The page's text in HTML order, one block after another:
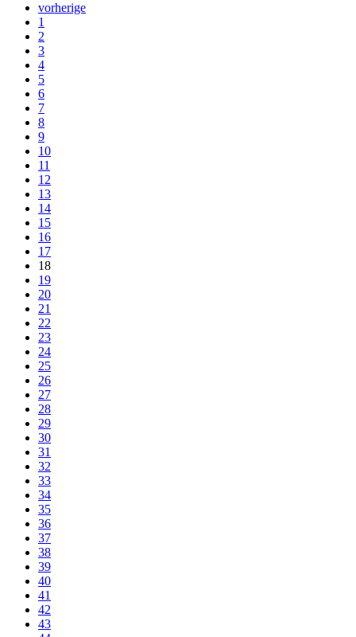
vorherige
1
2
3
4
5
6
7
8
9
10
11
12
13
14
15
16
17
18
19
20
21
22
23
24
25
26
27
28
29
30
31
32
33
34
35
36
37
38
39
40
41
42
43